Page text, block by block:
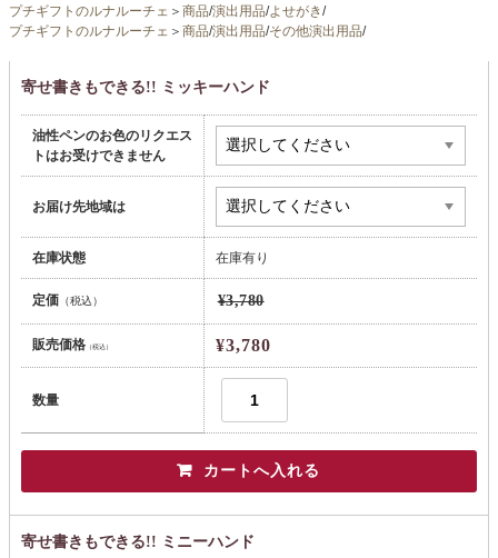
プチギフトのルナルーチェ ＞ 商品/演出用品/よせがき/
プチギフトのルナルーチェ ＞ 商品/演出用品/その他演出用品/
寄せ書きもできる!! ミッキーハンド
油性ペンのお色のリクエス
トはお受けできません
お届け先地域は
在庫状態 在庫有り
定価（税込） ¥3,780
販売価格（税込） ¥3,780
数量
寄せ書きもできる!! ミニーハンド